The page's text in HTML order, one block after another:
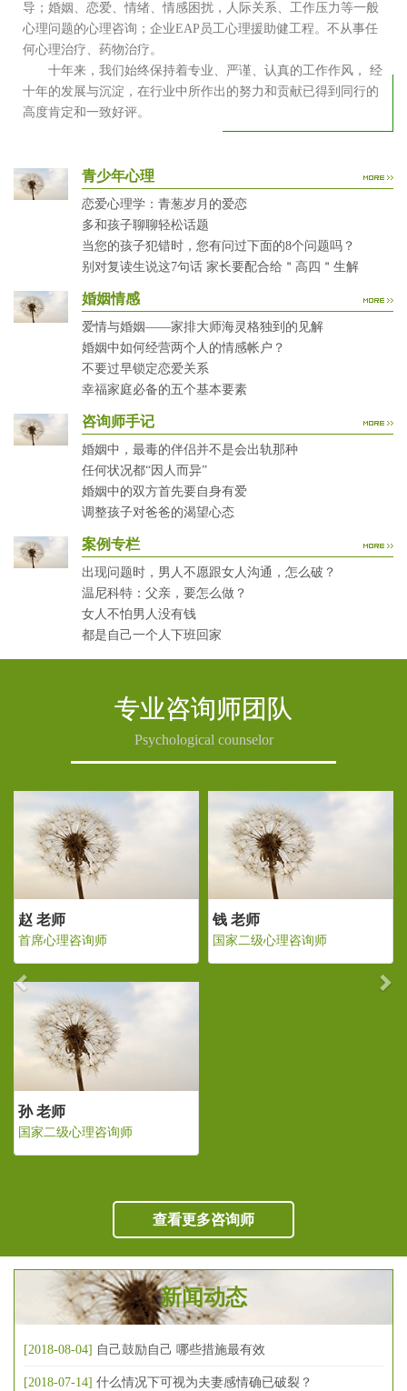
导；婚姻、恋爱、情绪、情感困扰，人际关系、工作压力等一般
心理问题的心理咨询；企业EAP员工心理援助健工程。不从事任
何心理治疗、药物治疗。
十年来，我们始终保持着专业、严谨、认真的工作作风， 经
十年的发展与沉淀，在行业中所作出的努力和贡献已得到同行的
高度肯定和一致好评。
青少年心理
恋爱心理学：青葱岁月的爱恋
多和孩子聊聊轻松话题
当您的孩子犯错时，您有问过下面的8个问题吗？
别对复读生说这7句话 家长要配合给＂高四＂生解
婚姻情感
爱情与婚姻——家排大师海灵格独到的见解
婚姻中如何经营两个人的情感帐户？
不要过早锁定恋爱关系
幸福家庭必备的五个基本要素
咨询师手记
婚姻中，最毒的伴侣并不是会出轨那种
任何状况都“因人而异”
婚姻中的双方首先要自身有爱
调整孩子对爸爸的渴望心态
案例专栏
出现问题时，男人不愿跟女人沟通，怎么破？
温尼科特：父亲，要怎么做？
女人不怕男人没有钱
都是自己一个人下班回家
专业咨询师团队
Psychological counselor
级心理咨询师 首席心理咨询师
Previous
查看更多咨询师
新闻动态
[2018-08-04] 自己鼓励自己 哪些措施最有效
[2018-07-14] 什么情况下可视为夫妻感情确已破裂？